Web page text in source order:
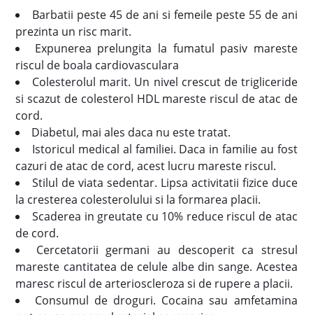
Barbatii peste 45 de ani si femeile peste 55 de ani
prezinta un risc marit.
Expunerea prelungita la fumatul pasiv mareste
riscul de boala cardiovasculara
Colesterolul marit. Un nivel crescut de trigliceride
si scazut de colesterol HDL mareste riscul de atac de
cord.
Diabetul, mai ales daca nu este tratat.
Istoricul medical al familiei. Daca in familie au fost
cazuri de atac de cord, acest lucru mareste riscul.
Stilul de viata sedentar. Lipsa activitatii fizice duce
la cresterea colesterolului si la formarea placii.
Scaderea in greutate cu 10% reduce riscul de atac
de cord.
Cercetatorii germani au descoperit ca stresul
mareste cantitatea de celule albe din sange. Acestea
maresc riscul de arterioscleroza si de rupere a placii.
Consumul de droguri. Cocaina sau amfetamina